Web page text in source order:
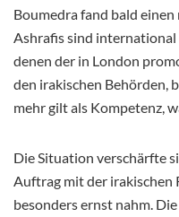
Boumedra fand bald
Ashrafis sind
denen der in London
den irakischen Behörden,
mehr gilt als Kompetenz,
Die Situation verschärfte
Auftrag mit der irakischen
besonders ernst nahm.